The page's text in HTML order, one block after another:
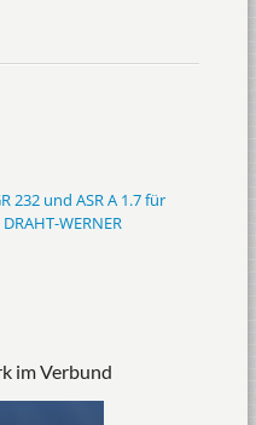
232 und ASR A 1.7 für
WERNER
im Verbund